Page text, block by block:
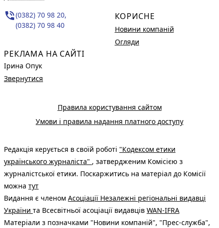
phone_in_talk(0382) 70 98 20,
(0382) 70 98 40
РЕКЛАМА НА САЙТІ
Ірина Опук
Звернутися
КОРИСНЕ
Новини компаній
Огляди
Правила користування сайтом
Умови і правила надання платного доступу
Редакція керується в своїй роботі "Кодексом етики
українського журналіста" , затвердженим Комісією з
журналістської етики. Поскаржитись на матеріал до Комісії
можна тут
Видання є членом Асоціації Незалежні регіональні видавці
України та Всесвітньої асоціації видавців WAN-IFRA
Матеріали з позначками "Новини компаній", "Прес-служба",